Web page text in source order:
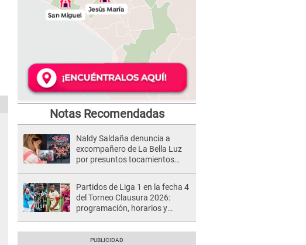
Notas Recomendadas
Naldy Saldaña denuncia a
excompañero de La Bella Luz
por presuntos tocamientos
Partidos de Liga 1 en la fecha 4
del Torneo Clausura 2026:
programación, horarios y